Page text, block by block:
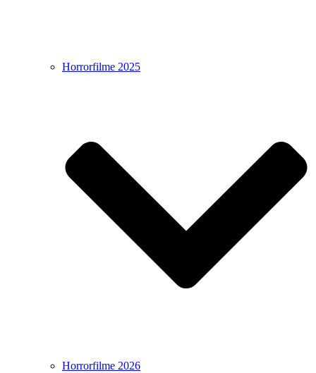
Horrorfilme 2025
Horrorfilme 2026